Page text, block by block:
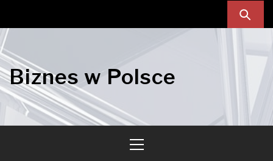
navigation
content
Biznes w Polsce
Menu